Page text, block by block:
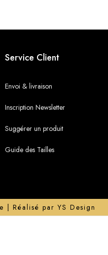
Service Client
Envoi & livraison
Inscription Newsletter
Suggérer un produit
Guide des Tailles
Réalisé par YS Design